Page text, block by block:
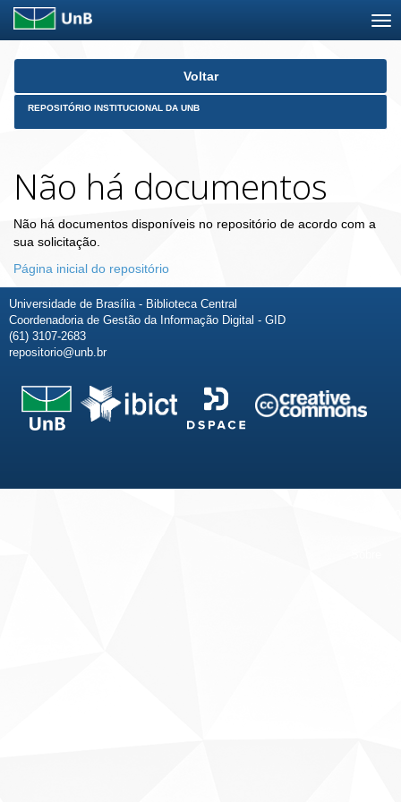
Skip
Voltar
REPOSITÓRIO INSTITUCIONAL DA UNB
Não há documentos
Não há documentos disponíveis no repositório de acordo com a
sua solicitação.
Página inicial do repositório
Universidade de Brasília - Biblioteca Central
Coordenadoria de Gestão da Informação Digital - GID
(61) 3107-2683
repositorio@unb.br